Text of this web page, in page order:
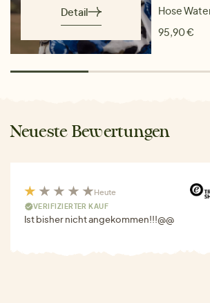
Detail
Hose
95,90 €
Neueste Bewertungen
Heute
VERIFIZIERTER KAUF
Ist bisher nicht angekommen!!!@@